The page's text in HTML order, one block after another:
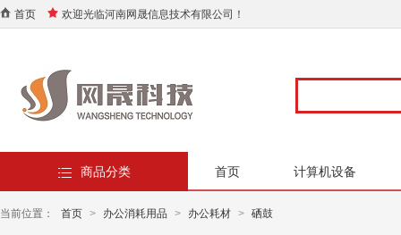
首页 欢迎光临河南网晟信息技术有限公司！
商品分类 首页 计算机设备
当前位置： 首页 > 办公消耗用品 > 办公耗材 > 硒鼓